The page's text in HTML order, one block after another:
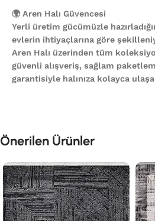
🌍 Aren Halı Güvencesi
Yerli üretim gücümüzle
evlerin ihtiyaçlarına göre
Aren Halı üzerinden tüm
güvenli alışveriş, sağlam
garantisiyle halınıza kolayca
Önerilen Ürünler